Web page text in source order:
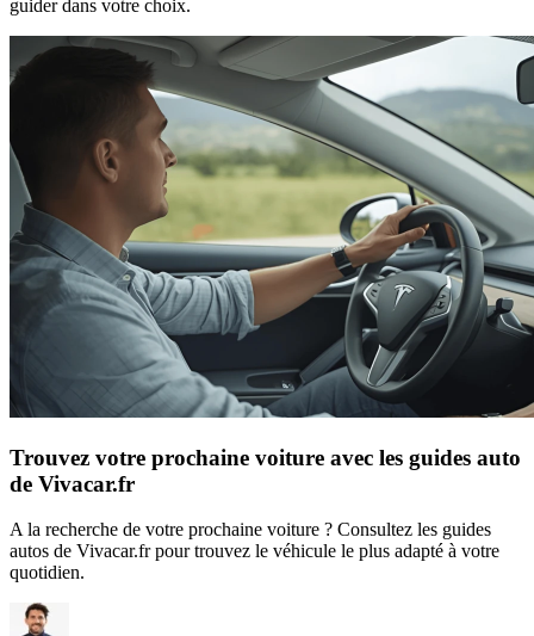
guider dans votre choix.
Trouvez votre prochaine voiture avec les guides auto
de Vivacar.fr
A la recherche de votre prochaine voiture ? Consultez les guides
autos de Vivacar.fr pour trouvez le véhicule le plus adapté à votre
quotidien.